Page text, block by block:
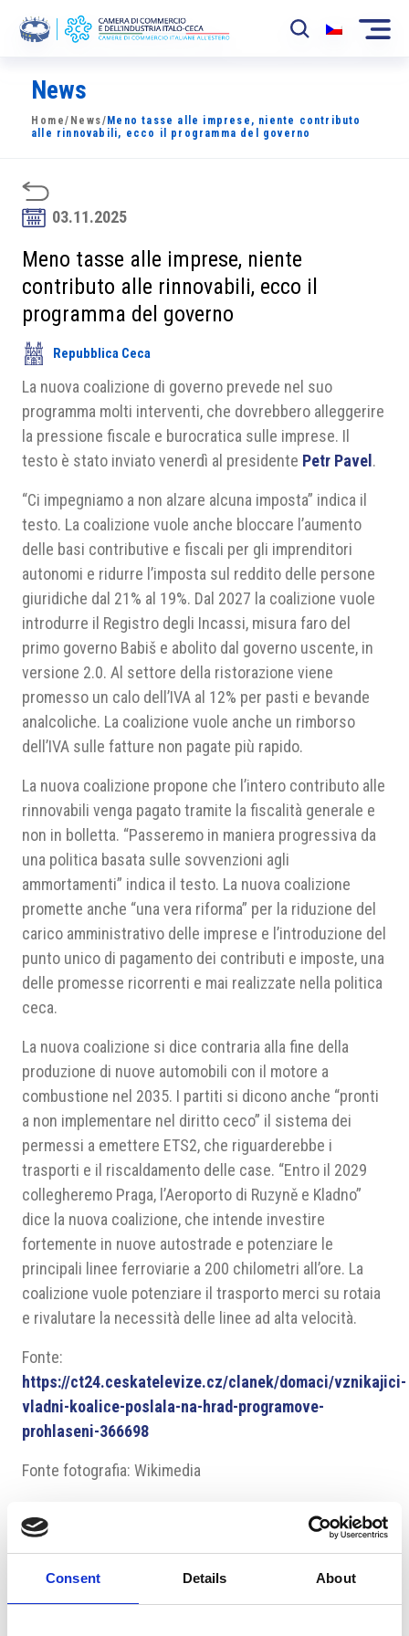
Consent Details About
La Camera
News
Sviluppo Mercato
Soci
Partner
Area riservata
News
Home/ News/ Meno tasse alle imprese, niente contributo
alle rinnovabili, ecco il programma del governo
03.11.2025
Meno tasse alle imprese, niente
contributo alle rinnovabili, ecco il
programma del governo
Repubblica Ceca
La nuova coalizione di governo prevede nel suo
programma molti interventi, che dovrebbero alleggerire
la pressione fiscale e burocratica sulle imprese. Il
testo è stato inviato venerdì al presidente Petr Pavel .
“Ci impegniamo a non alzare alcuna imposta” indica il
testo. La coalizione vuole anche bloccare l’aumento
delle basi contributive e fiscali per gli imprenditori
autonomi e ridurre l’imposta sul reddito delle persone
giuridiche dal 21% al 19%. Dal 2027 la coalizione vuole
introdurre il Registro degli Incassi, misura faro del
primo governo Babiš e abolito dal governo uscente, in
versione 2.0. Al settore della ristorazione viene
promesso un calo dell’IVA al 12% per pasti e bevande
analcoliche. La coalizione vuole anche un rimborso
dell’IVA sulle fatture non pagate più rapido.
La nuova coalizione propone che l’intero contributo alle
rinnovabili venga pagato tramite la fiscalità generale e
non in bolletta. “Passeremo in maniera progressiva da
una politica basata sulle sovvenzioni agli
ammortamenti” indica il testo. La nuova coalizione
promette anche “una vera riforma” per la riduzione del
carico amministrativo delle imprese e l’introduzione del
punto unico di pagamento dei contributi e imposte, una
delle promesse ricorrenti e mai realizzate nella politica
ceca.
La nuova coalizione si dice contraria alla fine della
produzione di nuove automobili con il motore a
combustione nel 2035. I partiti si dicono anche “pronti
a non implementare nel diritto ceco” il sistema dei
permessi a emettere ETS2, che riguarderebbe i
trasporti e il riscaldamento delle case. “Entro il 2029
collegheremo Praga, l’Aeroporto di Ruzyně e Kladno”
dice la nuova coalizione, che intende investire
fortemente in nuove autostrade e potenziare le
principali linee ferroviarie a 200 chilometri all’ore. La
coalizione vuole potenziare il trasporto merci su rotaia
e rivalutare la necessità delle linee ad alta velocità.
Fonte:
https://ct24.ceskatelevize.cz/clanek/domaci/vznikajici-
vladni-koalice-poslala-na-hrad-programove-
prohlaseni-366698
Fonte fotografia: Wikimedia
Tag:
#politica